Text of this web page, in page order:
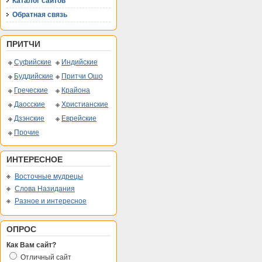
Обратная связь
ПРИТЧИ
Суфийские
Индийские
Буддийские
Притчи Ошо
Греческие
Крайона
Даосские
Христианские
Дзэнские
Еврейские
Прочие
ИНТЕРЕСНОЕ
Восточные мудрецы
Слова Назидания
Разное и интересное
ОПРОС
Как Вам сайт?
Отличный сайт